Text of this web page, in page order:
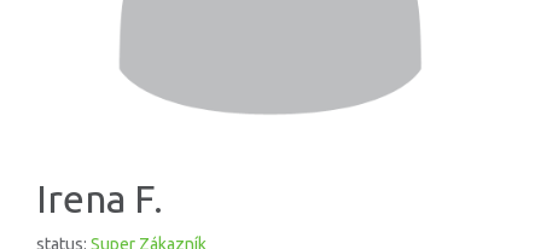
Irena F.
status: Super Zákazník